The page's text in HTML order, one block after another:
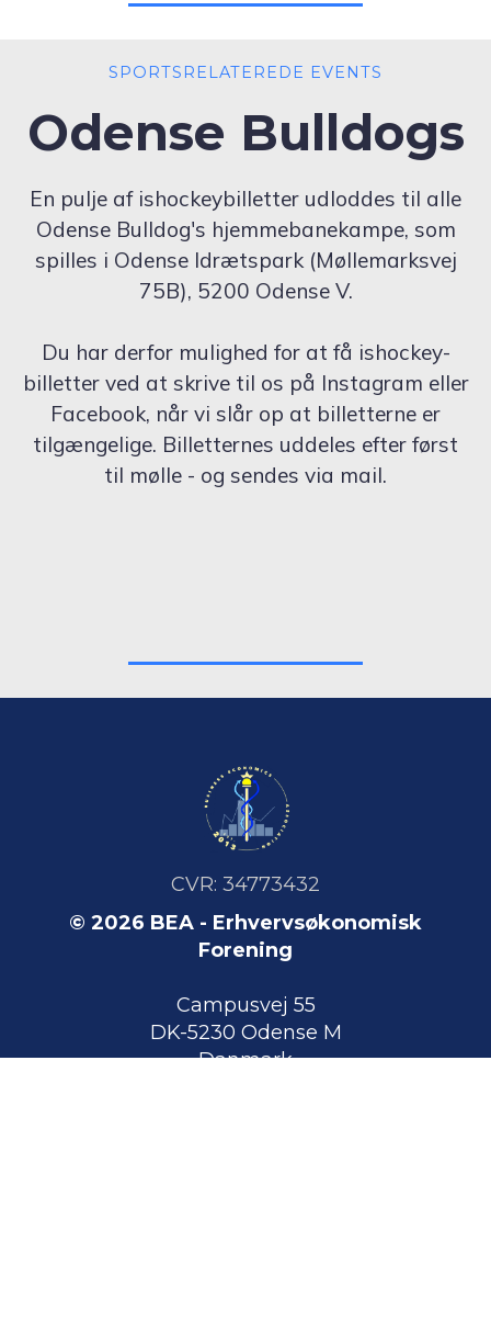
SPORTSRELATEREDE EVENTS
Odense Bulldogs
En pulje af ishockeybilletter udloddes til alle
Odense Bulldog's hjemmebanekampe, som
spilles i Odense Idrætspark (Møllemarksvej
75B), 5200 Odense V.
Du har derfor mulighed for at få ishockey-
billetter ved at skrive til os på Instagram eller
Facebook, når vi slår op at billetterne er
tilgængelige. Billetternes uddeles efter først
til mølle - og sendes via mail.
CVR: 34773432
© 2026 BEA - Erhvervsøkonomisk
Forening
Campusvej 55
DK-5230 Odense M
Danmark